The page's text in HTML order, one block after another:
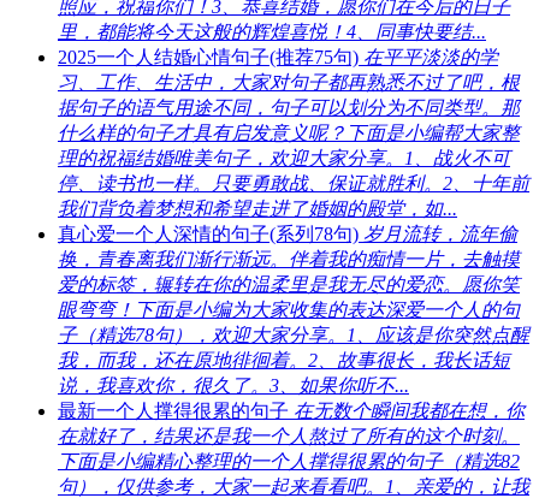
照应，祝福你们！3、恭喜结婚，愿你们在今后的日子
里，都能将今天这般的辉煌喜悦！4、同事快要结...
2025一个人结婚心情句子(推荐75句) 在平平淡淡的学
习、工作、生活中，大家对句子都再熟悉不过了吧，根
据句子的语气用途不同，句子可以划分为不同类型。那
什么样的句子才具有启发意义呢？下面是小编帮大家整
理的祝福结婚唯美句子，欢迎大家分享。1、战火不可
停、读书也一样。只要勇敢战、保证就胜利。2、十年前
我们背负着梦想和希望走进了婚姻的殿堂，如...
真心爱一个人深情的句子(系列78句) 岁月流转，流年偷
换，青春离我们渐行渐远。伴着我的痴情一片，去触摸
爱的标签，辗转在你的温柔里是我无尽的爱恋。愿你笑
眼弯弯！下面是小编为大家收集的表达深爱一个人的句
子（精选78句），欢迎大家分享。1、应该是你突然点醒
我，而我，还在原地徘徊着。2、故事很长，我长话短
说，我喜欢你，很久了。3、如果你听不...
最新一个人撑得很累的句子 在无数个瞬间我都在想，你
在就好了，结果还是我一个人熬过了所有的这个时刻。
下面是小编精心整理的一个人撑得很累的句子（精选82
句），仅供参考，大家一起来看看吧。1、亲爱的，让我